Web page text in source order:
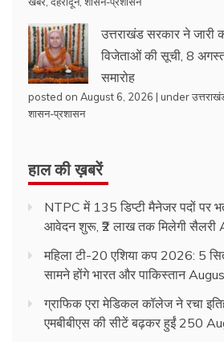
उत्तराखंड सरकार ने जारी
विजेताओं की सूची, 8 अगस्त
समारोह
posted on August 6, 2026 | under
शासन-प्रशासन
हाल की ख़बरें
NTPC में 135 डिप्टी मैनेजर पदों पर
आवेदन शुरू, ₹2 लाख तक मिलेगी सैलरी
महिला टी-20 एशिया कप 2026: 5
सामने होंगे भारत और पाकिस्तान
ग्राफिक एरा मेडिकल कॉलेज ने रचा
एमबीबीएस की सीटें बढ़कर हुईं 250